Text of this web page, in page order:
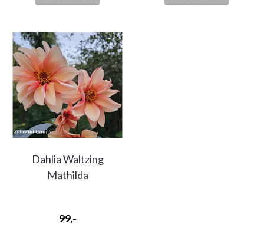
Dahlia Waltzing
Mathilda
99,-